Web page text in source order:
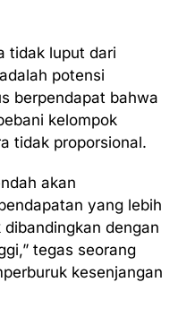
tidak luput dari
potensi
berpendapat bahwa
kelompok
tidak proporsional.
akan
yang lebih
dengan
tegas seorang
kesenjangan